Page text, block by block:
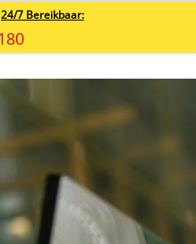
24/7 Bereikbaar: